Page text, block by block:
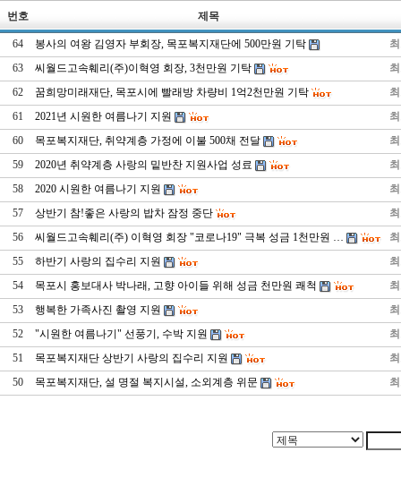
번호 제목
64 봉사의 여왕 김영자 부회장, 목포복지재단에 500만원 기탁
63
씨월드고속훼리(주)이혁영 회장, 3천만원 기탁
62
꿈희망미래재단, 목포시에 빨래방 차량비 1억2천만원 기탁
61
2021년 시원한 여름나기 지원
60
목포복지재단, 취약계층 가정에 이불 500채 전달
59
2020년 취약계층 사랑의 밑반찬 지원사업 성료
58
2020 시원한 여름나기 지원
57
상반기 참!좋은 사랑의 밥차 잠정 중단
56
씨월드고속훼리(주) 이혁영 회장 "코로나19" 극복 성금 1천만원 …
55
하반기 사랑의 집수리 지원
54
목포시 홍보대사 박나래, 고향 아이들 위해 성금 천만원 쾌척
53
행복한 가족사진 촬영 지원
52
"시원한 여름나기" 선풍기, 수박 지원
51
목포복지재단 상반기 사랑의 집수리 지원
50
목포복지재단, 설 명절 복지시설, 소외계층 위문